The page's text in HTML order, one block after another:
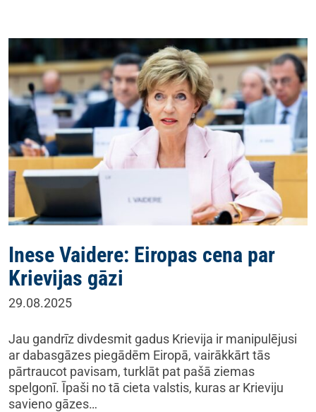
Inese Vaidere: Eiropas cena par
Krievijas gāzi
29.08.2025
Jau gandrīz divdesmit gadus Krievija ir manipulējusi
ar dabasgāzes piegādēm Eiropā, vairākkārt tās
pārtraucot pavisam, turklāt pat pašā ziemas
spelgonī. Īpaši no tā cieta valstis, kuras ar Krieviju
savieno gāzes…